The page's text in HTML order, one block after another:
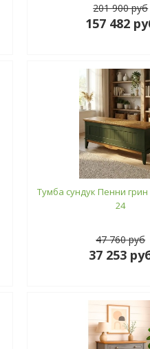
201 900 руб
157 482
Тумба сундук Пенни грин
24
47 760 руб
37 253